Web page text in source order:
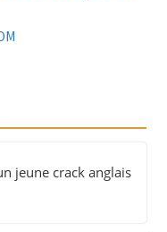
jeune crack anglais